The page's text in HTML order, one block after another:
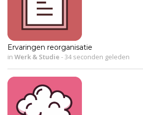
Ervaringen reorganisatie
in Werk & Studie -34 seconden geleden